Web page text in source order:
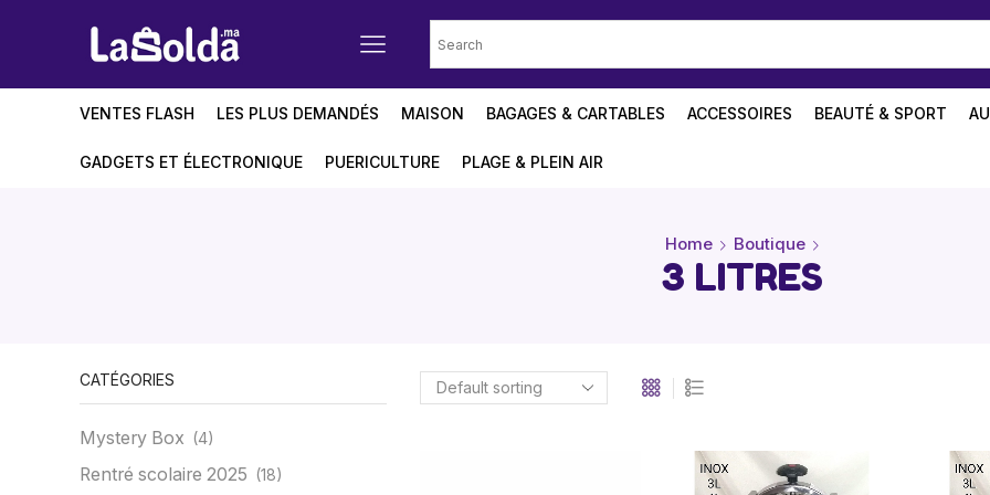
VENTES FLASH LES PLUS DEMANDÉS MAISON BAGAGES & CARTABLES ACCESSOIRES BEAUTÉ & SPORT
GADGETS ET ÉLECTRONIQUE PUERICULTURE PLAGE & PLEIN AIR
Home Boutique
3 LITRES
CATÉGORIES
Mystery Box (4)
Rentré scolaire 2025 (18)